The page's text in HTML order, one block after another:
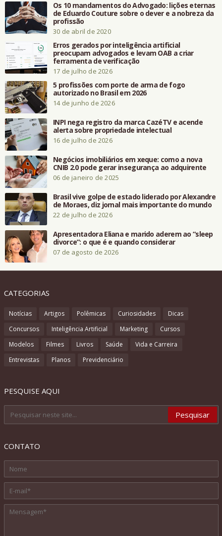
Os 10 mandamentos do Advogado: lições eternas
de Eduardo Couture sobre o dever e a nobreza da
profissão
30 de abril de 2020
Erros gerados por inteligência artificial
preocupam advogados e levam OAB a criar
ferramenta de verificação
17 de julho de 2026
5 profissões com porte de arma de fogo
autorizado no Brasil em 2026
14 de junho de 2026
INPI nega registro da marca CazéTV e acende
alerta sobre propriedade intelectual
16 de julho de 2026
Negócios imobiliários em xeque: como a nova
CNIB 2.0 pode gerar insegurança ao adquirente
06 de janeiro de 2025
Brasil vive golpe de estado liderado por Alexandre
de Moraes, diz jornal mais importante do mundo
22 de julho de 2026
Apresentadora Eliana e marido aderem ao “sleep
divorce”: o que é e quando considerar
07 de agosto de 2026
CATEGORIAS
Notícias Artigos Polêmicas Curiosidades
Dicas
Concursos
Inteligência Artificial Marketing
Cursos
Modelos
Filmes Livros Saúde
Vida e Carreira
Entrevistas
Planos Previdenciário
PESQUISE AQUI
CONTATO